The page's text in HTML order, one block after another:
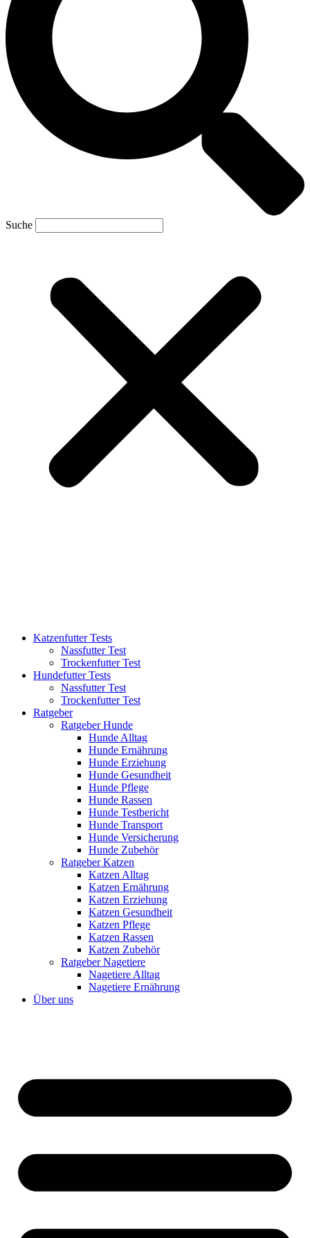
Suche
Katzenfutter Tests
Nassfutter Test
Trockenfutter Test
Hundefutter Tests
Nassfutter Test
Trockenfutter Test
Ratgeber
Ratgeber Hunde
Hunde Alltag
Hunde Ernährung
Hunde Erziehung
Hunde Gesundheit
Hunde Pflege
Hunde Rassen
Hunde Testbericht
Hunde Transport
Hunde Versicherung
Hunde Zubehör
Ratgeber Katzen
Katzen Alltag
Katzen Ernährung
Katzen Erziehung
Katzen Gesundheit
Katzen Pflege
Katzen Rassen
Katzen Zubehör
Ratgeber Nagetiere
Nagetiere Alltag
Nagetiere Ernährung
Über uns